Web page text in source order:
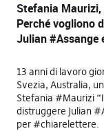
Stefania
Perché vogliono
Julian #Assange
13 anni di lavoro
Svezia, Australia,
Stefania #Maurizi
distruggere Julian
per #chiarelettere.